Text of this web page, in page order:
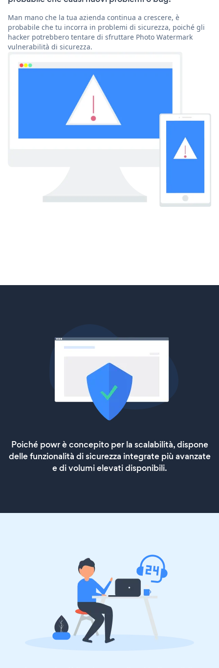
Man mano che la tua azienda continua a crescere, è
probabile che tu incorra in problemi di sicurezza, poiché gli
hacker potrebbero tentare di sfruttare Photo Watermark
vulnerabilità di sicurezza.
Poiché powr è concepito per la scalabilità, dispone
delle funzionalità di sicurezza integrate più avanzate
e di volumi elevati disponibili.